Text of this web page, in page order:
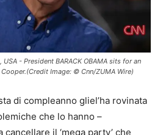
- President BARACK OBAMA sits for an
Image: © Cnn/ZUMA Wire)
di compleanno gliel’ha rovinata
che lo hanno –
il ‘mega party’ che